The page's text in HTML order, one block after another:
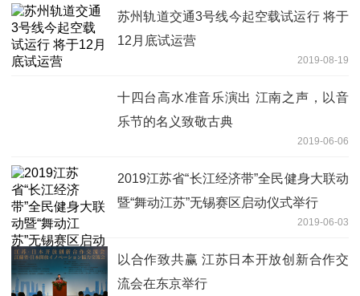
苏州轨道交通3号线今起空载试运行 将于
12月底试运营
2019-08-19
十四台高水准音乐演出 江南之声，以音
乐节的名义致敬古典
2019-06-06
2019江苏省“长江经济带”全民健身大联动
暨“舞动江苏”无锡赛区启动仪式举行
2019-06-03
以合作致共赢 江苏日本开放创新合作交
流会在东京举行